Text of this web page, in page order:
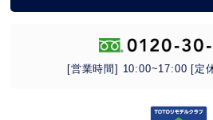
[営業時間] 10:00~17:00 [定